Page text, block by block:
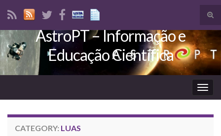
Search for:
AstroPT – Informação e
Educação Científica
CATEGORY: LUAS